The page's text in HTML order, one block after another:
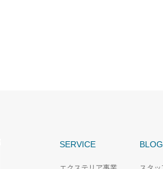
SERVICE BLOG